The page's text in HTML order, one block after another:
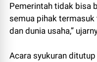
Pemerintah tidak bisa
semua pihak
dan dunia usaha,”
Acara syukuran